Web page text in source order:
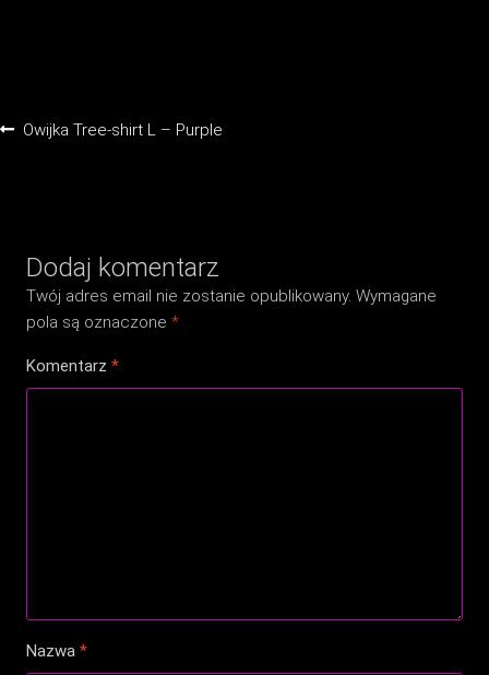
Nawigacja
Poprzedni
Owijka Tree-shirt L – Purple
Dodaj komentarz
Twój adres email nie zostanie opublikowany. Wymagane
pola są oznaczone*
Komentarz*
Nazwa*